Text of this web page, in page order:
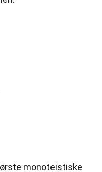
monoteistiske